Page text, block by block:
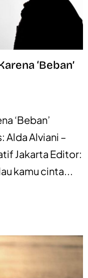
‘Beban’
‘Beban’
Alda Alviani –
Jakarta Editor:
kamu cinta...